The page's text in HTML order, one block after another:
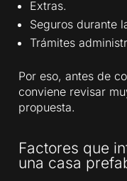
Extras.
Seguros durante
Trámites
Por eso, antes de
conviene revisar
propuesta.
Factores que
una casa